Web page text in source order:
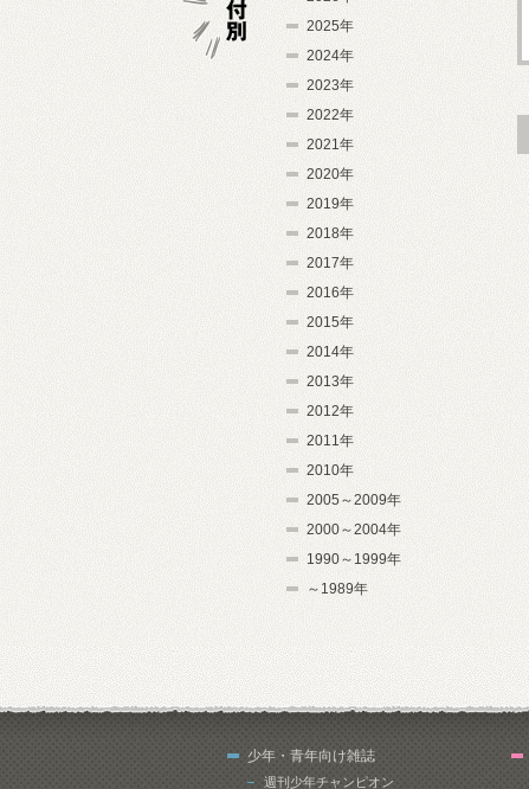
2025年
2024年
2023年
2022年
2021年
2020年
2019年
2018年
2017年
2016年
2015年
2014年
2013年
2012年
2011年
2010年
2005～2009年
2000～2004年
1990～1999年
～1989年
少年・青年向け雑誌
週刊少年チャンピオン